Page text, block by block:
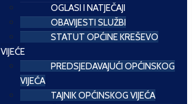
OGLASI I NATJEČAJI
OBAVIJESTI SLUŽBI
STATUT OPĆINE KREŠEVO
VIJEĆE
PREDSJEDAVAJUĆI OPĆINSKOG
VIJEĆA
TAJNIK OPĆINSKOG VIJEĆA